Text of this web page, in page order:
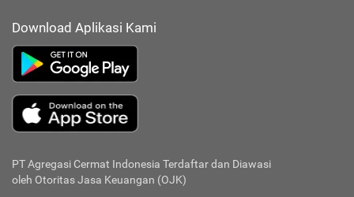
Download Aplikasi Kami
PT Agregasi Cermat Indonesia Terdaftar dan Diawasi
oleh Otoritas Jasa Keuangan (OJK)